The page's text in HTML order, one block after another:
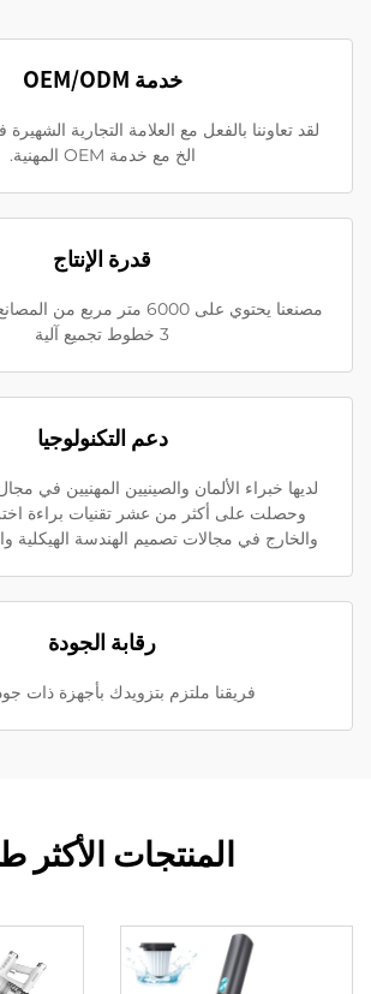
خدمة OEM/ODM
لقد تعاوننا بالفعل مع العلامة التجارية الشهيرة
الخ مع خدمة OEM المهنية.
قدرة الإنتاج
مصنعنا يحتوي على 6000 متر مربع
3 خطوط تجميع آلية
دعم التكنولوجيا
لديها خبراء الألمان والصينيين المهنيين في
وحصلت على أكثر من عشر تقنيات براءة
والخارج في مجالات تصميم الهندسة الهيكلية
رقابة الجودة
فريقنا ملتزم بتزويدك بأجهزة ذات
المنتجات الأكثر